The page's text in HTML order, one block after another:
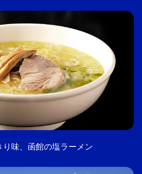
味、函館の塩ラーメン